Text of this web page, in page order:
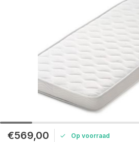
€569,00 Op voorraad